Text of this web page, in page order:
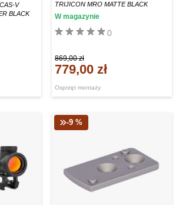
V
BLACK
TRIJICON MRO MATTE BLACK
Osprzęt montaży
0
W magazynie
869,00 zł
779,00 zł
-9 %